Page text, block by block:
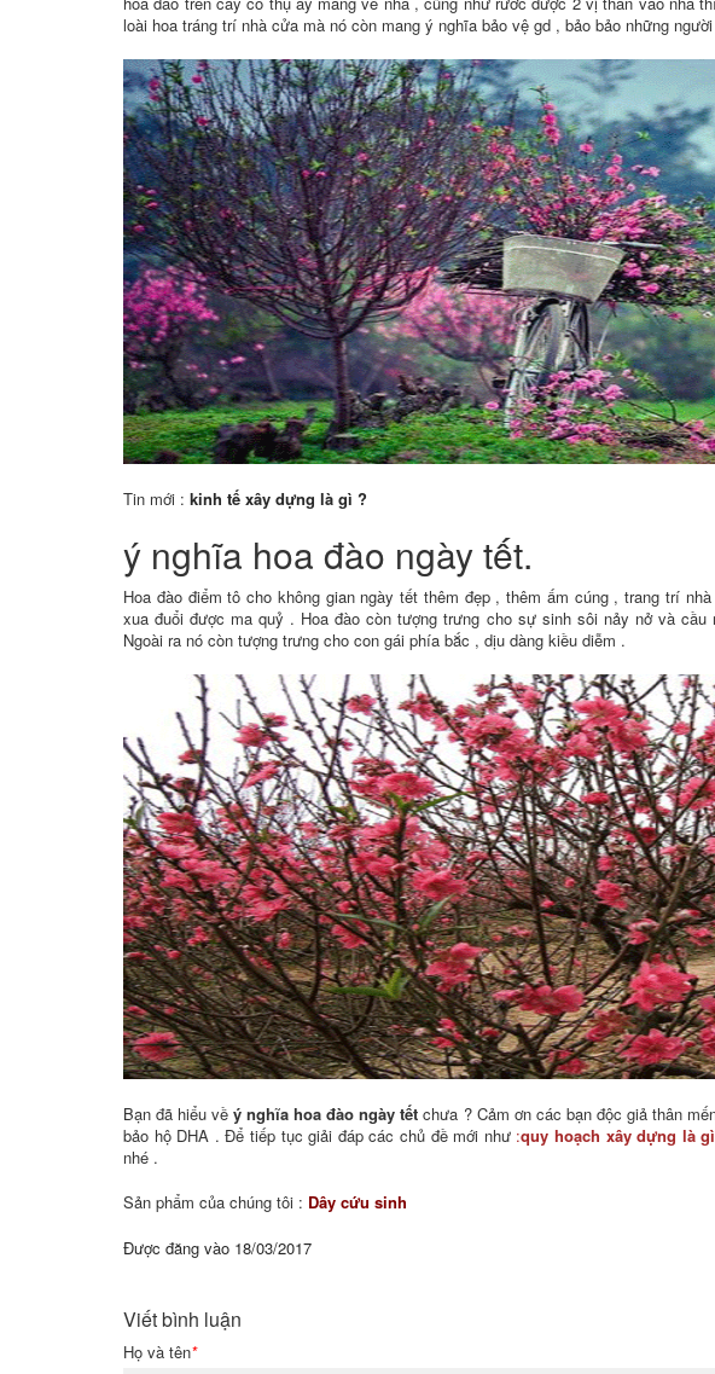
loài hoa tráng trí nhà cửa mà nó còn mang ý nghĩa bảo vệ gd , bảo bảo những
Tin mới : kinh tế xây dựng là gì ?
ý nghĩa hoa đào ngày tết.
Hoa đào điểm tô cho không gian ngày tết thêm đẹp , thêm ấm cúng , trang trí
xua đuổi được ma quỷ . Hoa đào còn tượng trưng cho sự sinh sôi nảy nở và
Ngoài ra nó còn tượng trưng cho con gái phía bắc , dịu dàng kiều diễm .
Bạn đã hiểu vềý nghĩa hoa đào ngày tết chưa ? Cảm ơn các bạn độc giả thân
bảo hộ DHA . Để tiếp tục giải đáp các chủ đề mới như :quy hoạch xây dựng là gì
nhé .
Sản phẩm của chúng tôi : Dây cứu sinh
Được đăng vào 18/03/2017
Viết bình luận
Họ và tên*